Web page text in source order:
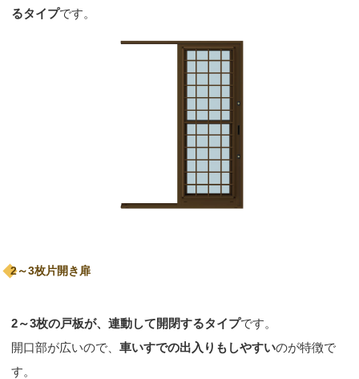
るタイプです。
2～3枚片開き扉
2～3枚の戸板が、連動して開閉するタイプです。
開口部が広いので、 車いすでの出入りもしやすいのが特徴で
す。